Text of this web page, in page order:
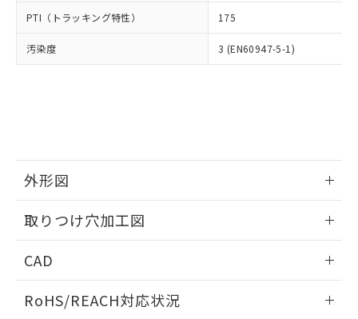
PTI（トラッキング特性） 175
汚染度 3 (EN60947-5-1)
外形図
取りつけ穴加工図
CAD
ドすることができます。
RoHS/REACH対応状況
※当社の共同利用者とは、"個人情報
の「1.共同利
用者の範囲」に記載されている法人を
EU RoHS指令（10物質）の非含有証明書
51物質の非含有証明書（当社基準）
※本証明書は発行日時点で非含有を証明す
るもので、過去に遡って非含有を証明する
していることから、特段のことがない限
り、2022年1月12日より割愛しておりま
す。